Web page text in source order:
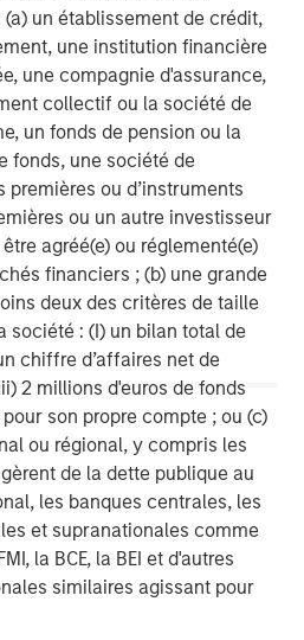
(a) un établissement de crédit,
une institution financière
une compagnie d'assurance,
collectif ou la société de
un fonds de pension ou la
fonds, une société de
ou d’instruments
ou un autre investisseur
agréé(e) ou réglementé(e)
financiers ; (b) une grande
deux des critères de taille
société : (I) un bilan total de
chiffre d’affaires net de
2 millions d'euros de fonds
son propre compte ; ou (c)
ou régional, y compris les
de la dette publique au
les banques centrales, les
et supranationales comme
la BCE, la BEI et d'autres
similaires agissant pour
for over two decades.
focuses on privately
related investments
and seeks to create value in
through operational
information about Morgan
please visit
im/capitalpartners.
manages a middle-
with a strong focus on
invested capital in a broad
over two decades.